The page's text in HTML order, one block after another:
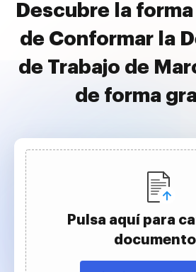
Descubre la
de Conformar la
de Trabajo de
de forma
Pulsa aquí para